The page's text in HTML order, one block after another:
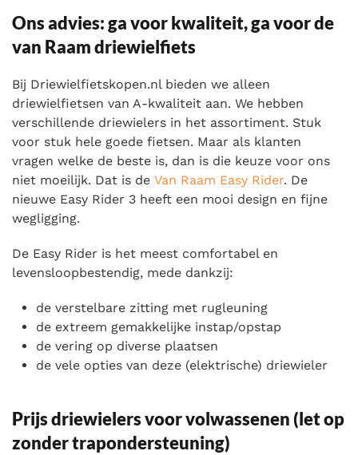
Ons advies: ga voor kwaliteit, ga voor de
van Raam driewielfiets
Bij Driewielfietskopen.nl bieden we alleen
driewielfietsen van A-kwaliteit aan. We hebben
verschillende driewielers in het assortiment. Stuk
voor stuk hele goede fietsen. Maar als klanten
vragen welke de beste is, dan is die keuze voor ons
niet moeilijk. Dat is de Van Raam Easy Rider. De
nieuwe Easy Rider 3 heeft een mooi design en fijne
wegligging.
De Easy Rider is het meest comfortabel en
levensloopbestendig, mede dankzij:
de verstelbare zitting met rugleuning
de extreem gemakkelijke instap/opstap
de vering op diverse plaatsen
de vele opties van deze (elektrische) driewieler
Prijs driewielers voor volwassenen (let op
zonder trapondersteuning)